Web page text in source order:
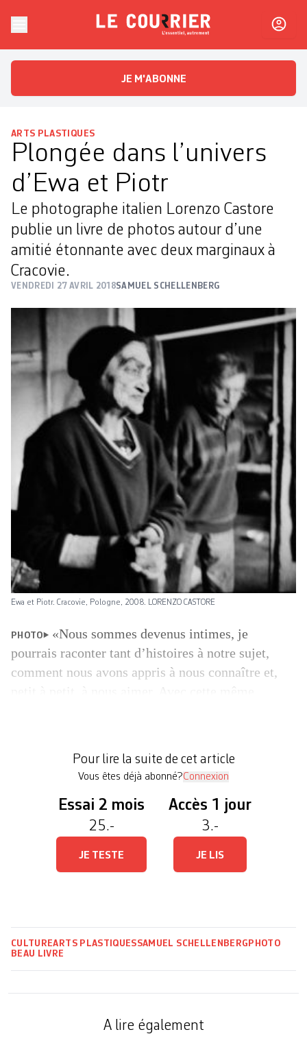
Le CourrierL'essentiel, autrement
JE M'ABONNE
ARTS PLASTIQUES
Plongée dans l’univers
d’Ewa et Piotr
Le photographe italien Lorenzo Castore
publie un livre de photos autour d’une
amitié étonnante avec deux marginaux à
Cracovie.
VENDREDI 27 AVRIL 2018SAMUEL SCHELLENBERG
Ewa et Piotr. Cracovie, Pologne, 2008. LORENZO CASTORE
PHOTO
«Nous sommes devenus intimes, je
pourrais raconter tant d’histoires à notre sujet,
comment nous avons appris à nous connaître et,
l’a développée, entre […]
Pour lire la suite de cet article
Vous êtes déjà abonné?Connexion
Essai 2 mois
25.-
JE TESTE
Accès 1 jour
3.-
JE LIS
CULTUREARTS PLASTIQUESSAMUEL SCHELLENBERG PHOTO
BEAU LIVRE
A lire également